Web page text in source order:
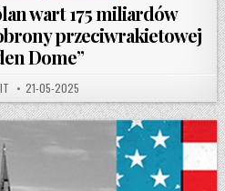
wart 175 miliardów
przeciwrakietowej
Dome”
PUBLISHED DATE:
21-05-2025